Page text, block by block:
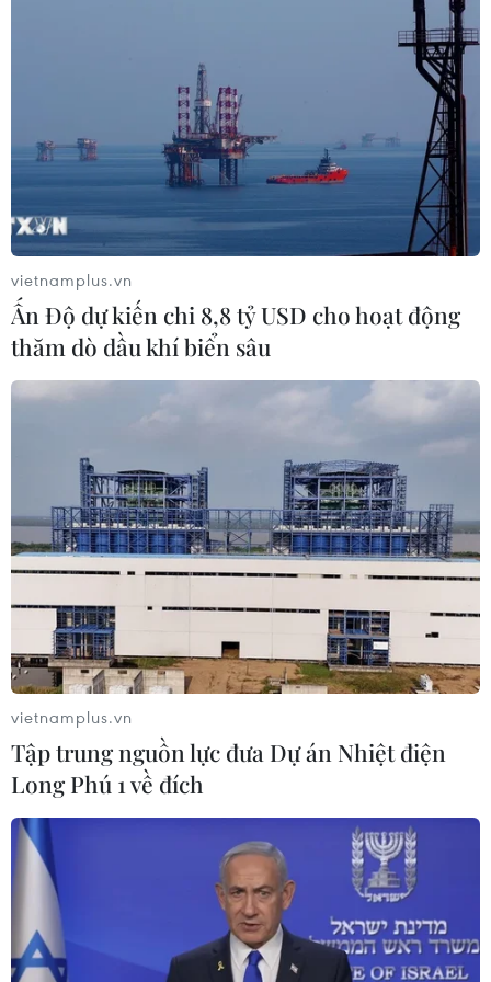
Gen Z đang sử dụng AI để khám phá và
trải nghiệm du lịch thế nào?
Theo kết quả nghiên cứu, 99% Gen Z mong muốn AI hỗ
trợ họ lên kế hoạch các chuyến đi mới, từ nghiên cứu về
điểm đến (42%), gợi ý các trải nghiệm địa phương
(40%) đến đề xuất nhà hàng phù hợp (38%)...
Phim 30 phút thắng đậm ở rạp Việt, đạo
diễn Gen Z bất ngờ vì “tệp khách hàng lớn”
28/07/2025 03:33
vietnamplus.vn
Ấn Độ dự kiến chi 8,8 tỷ USD cho hoạt động
thăm dò dầu khí biển sâu
vietnamplus.vn
Tập trung nguồn lực đưa Dự án Nhiệt điện
Long Phú 1 về đích